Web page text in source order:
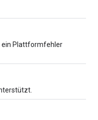
ein Plattformfehler